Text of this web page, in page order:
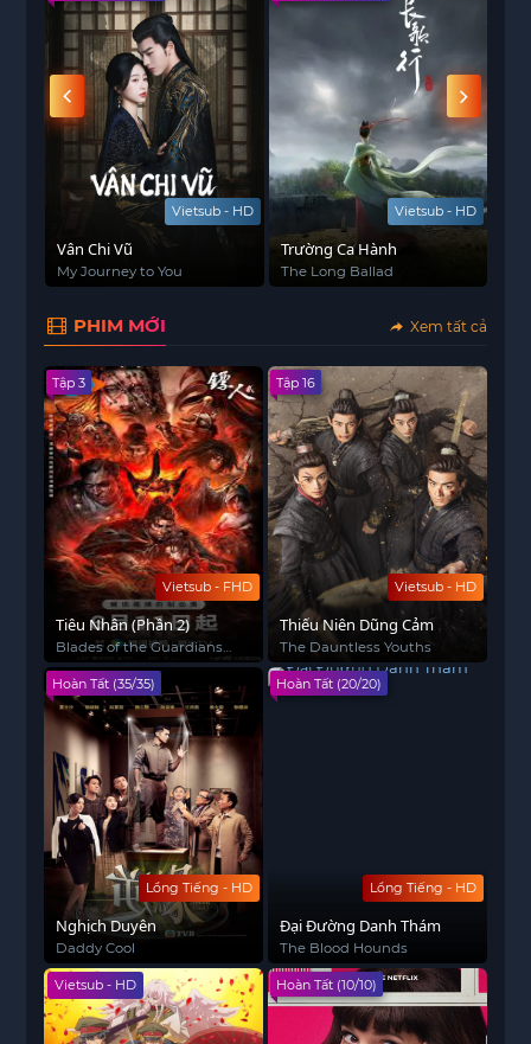
Vietsub - HD
Vân Chi Vũ
My Journey to You
Vietsub - HD
Trường Ca Hành
The Long Ballad
PHIM MỚI Xem tất cả
Vietsub - FHD
Tập 3
Tiêu Nhân (Phần 2)
Blades of the Guardians
Season 2
Vietsub - HD
Tập 16
Thiếu Niên Dũng Cảm
The Dauntless Youths
Lồng Tiếng - HD
Hoàn Tất (35/35)
Nghịch Duyên
Daddy Cool
Lồng Tiếng - HD
Hoàn Tất (20/20)
Đại Đường Danh Thám
The Blood Hounds
Vietsub - HD Hoàn Tất (10/10)